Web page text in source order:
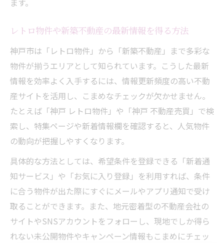
ます。
レトロ物件や新築不動産の最新情報を得る方法
神戸市は「レトロ物件」から「新築不動産」まで多彩な
物件が揃うエリアとして知られています。こうした最新
情報を効率よく入手するには、情報更新頻度の高い不動
産サイトを活用し、こまめなチェックが欠かせません。
たとえば「神戸 レトロ物件」や「神戸 不動産売買」で検
索し、特集ページや新着情報欄を確認すると、人気物件
の動向が把握しやすくなります。
具体的な方法としては、希望条件を登録できる「新着通
知サービス」や「お気に入り登録」を利用すれば、条件
に合う物件が出た際にすぐにメールやアプリ通知で受け
取ることができます。また、地元密着型の不動産会社の
サイトやSNSアカウントをフォローし、現地でしか得ら
れない未公開物件やキャンペーン情報もこまめにチェッ